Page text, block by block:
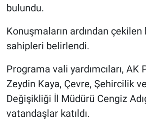
bulundu.
Konuşmaların ardından
sahipleri belirlendi.
Programa vali yardımcıları, AK
Zeydin Kaya, Çevre, Şehircilik
Değişikliği İl Müdürü Cengiz
vatandaşlar katıldı.